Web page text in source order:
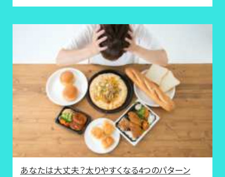
あなたは大丈夫？太りやすくなる4つのパターン